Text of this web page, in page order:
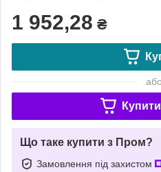
1 952,28 ₴
або
Що таке купити з Пром?
Замовлення під захистом